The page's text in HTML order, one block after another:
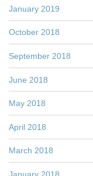
January 2019
October 2018
September 2018
June 2018
May 2018
April 2018
March 2018